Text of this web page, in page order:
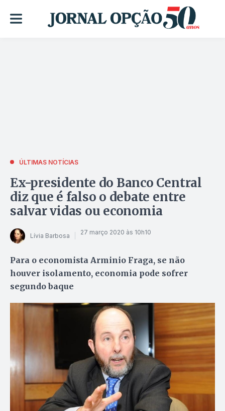
ÚLTIMAS NOTÍCIAS
Ex-presidente do Banco Central
diz que é falso o debate entre
salvar vidas ou economia
Lívia Barbosa 27 março 2020 às 10h10
Para o economista Arminio Fraga, se não
houver isolamento, economia pode sofrer
segundo baque